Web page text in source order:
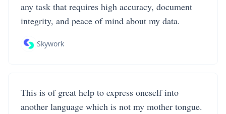
any task that requires high accuracy, document
integrity, and peace of mind about my data.
Skywork
This is of great help to express oneself into
another language which is not my mother tongue.